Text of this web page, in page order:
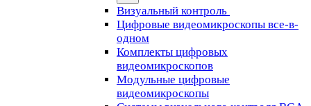
Визуальный контроль
Цифровые видеомикроскопы все-в-
одном
Комплекты цифровых
видеомикроскопов
Модульные цифровые
видеомикроскопы